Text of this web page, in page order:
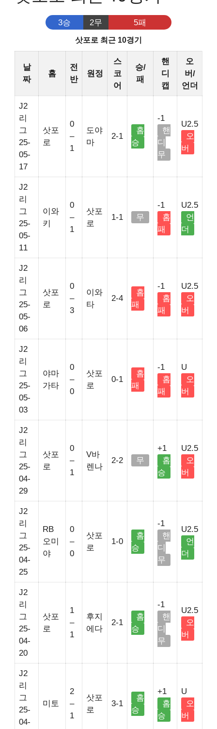
3승 2무 5패
삿포로 최근 10경기
날
짜
홈
전
반
원정
스
코
어
승/
패
핸
디
캡
오
버/
언더
J2
리
그
25-
05-
17
삿포
로
0
–
1
도야
마
2-1
홈
승
-1
핸
디
무
U2.5
오
버
J2
리
그
25-
05-
11
이와
키
0
–
1
삿포
로
1-1 무
-1
홈
패
U2.5
언
더
J2
리
그
25-
05-
06
삿포
로
0
–
3
이와
타
2-4
홈
패
-1
홈
패
U2.5
오
버
J2
리
그
25-
05-
03
야마
가타
0
–
0
삿포
로
0-1
홈
패
-1
홈
패
U
오
버
J2
리
그
25-
04-
29
삿포
로
0
–
1
V바
렌나
2-2 무
+1
홈
승
U2.5
오
버
J2
리
그
25-
04-
25
RB
오미
야
0
–
0
삿포
로
1-0
홈
승
-1
핸
디
무
U2.5
언
더
J2
리
그
25-
04-
20
삿포
로
1
–
1
후지
에다
2-1
홈
승
-1
핸
디
무
U2.5
오
버
J2
리
그
25-
04-
미토
2
–
1
삿포
로
3-1
홈
승
+1
홈
승
U
오
버